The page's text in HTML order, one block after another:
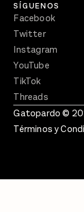
SÍGUENOS
Facebook
Twitter
Instagram
YouTube
TikTok
Threads
Gatopardo ©
Términos y